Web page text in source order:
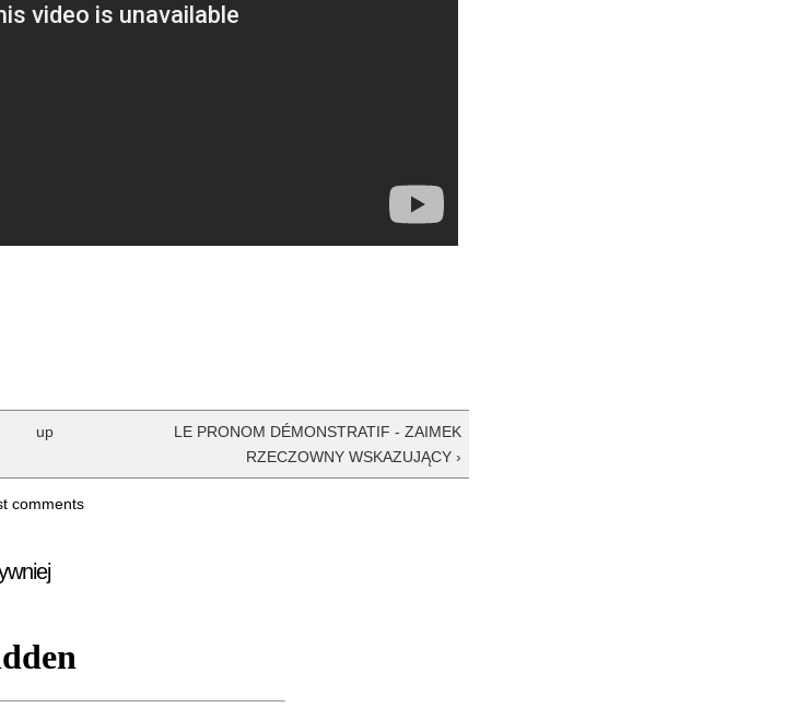
up
LE PRONOM DÉMONSTRATIF - ZAIMEK
RZECZOWNY WSKAZUJĄCY ›
comments